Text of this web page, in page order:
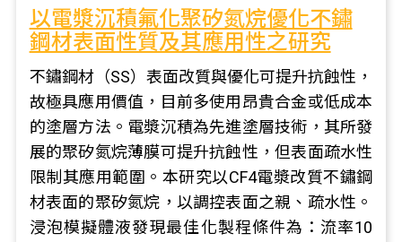
以電漿沉積氟化聚矽氮烷優化不鏽
鋼材表面性質及其應用性之研究
不鏽鋼材（SS）表面改質與優化可提升抗蝕性，
故極具應用價值，目前多使用昂貴合金或低成本
的塗層方法。電漿沉積為先進塗層技術，其所發
展的聚矽氮烷薄膜可提升抗蝕性，但表面疏水性
限制其應用範圍。本研究以CF4電漿改質不鏽鋼
材表面的聚矽氮烷，以調控表面之親、疏水性。
浸泡模擬體液發現最佳化製程條件為：流率10